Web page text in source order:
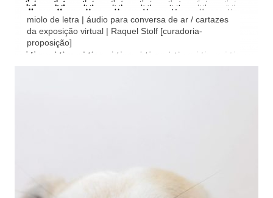
miolo de letra | áudio para conversa de ar / cartazes
da exposição virtual | Raquel Stolf [curadoria-
proposição]